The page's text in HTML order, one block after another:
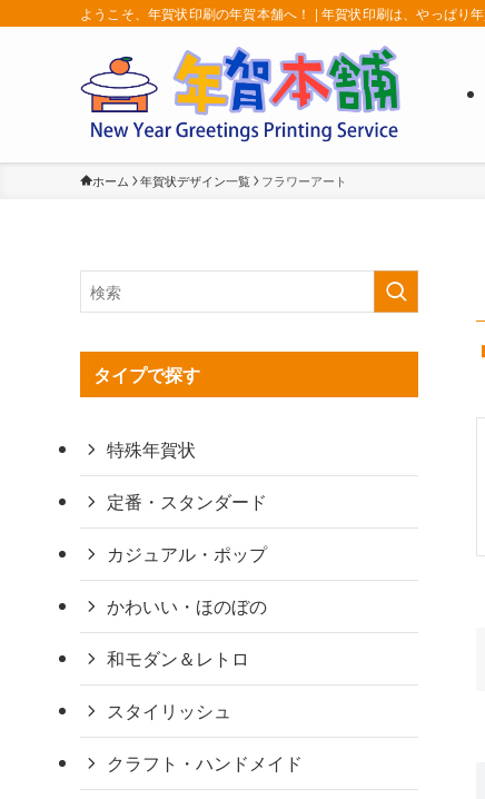
ようこそ、年賀状印刷の年賀本舗へ！ | 年賀状印刷は、やっぱり
ホーム 年賀状デザイン一覧 フラワーアート
タイプで探す
特殊年賀状
定番・スタンダード
カジュアル・ポップ
かわいい・ほのぼの
和モダン＆レトロ
スタイリッシュ
クラフト・ハンドメイド